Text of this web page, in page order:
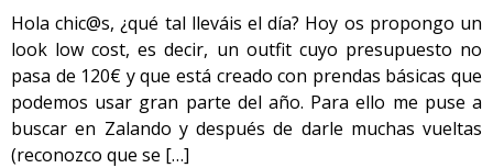
Hola chic@s, ¿qué tal lleváis el día? Hoy os propongo un
look low cost, es decir, un outfit cuyo presupuesto no
pasa de 120€ y que está creado con prendas básicas que
podemos usar gran parte del año. Para ello me puse a
buscar en Zalando y después de darle muchas vueltas
(reconozco que se […]